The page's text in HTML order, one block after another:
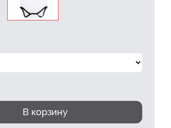
В корзину